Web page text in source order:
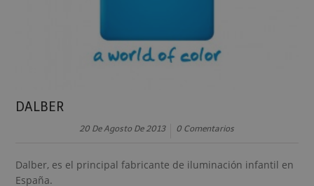
DALBER
20 De Agosto De 2013 0 Comentarios
Dalber, es el principal fabricante de iluminación infantil en
España.